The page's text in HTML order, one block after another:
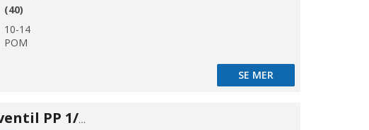
(40)
10-14
POM
SE MER
Kontraventil PP 1/2"